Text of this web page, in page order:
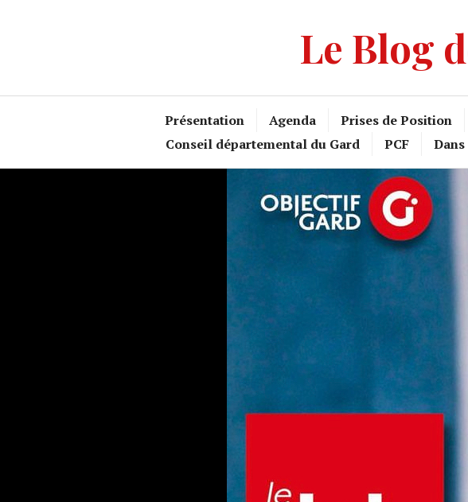
Le Blog
Présentation Agenda Prises de Position
Conseil départemental du Gard
PCF